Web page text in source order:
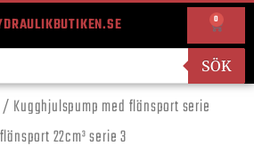
0
SÖK
/ Kugghjulspump med flänsport serie
22cm³ serie 3